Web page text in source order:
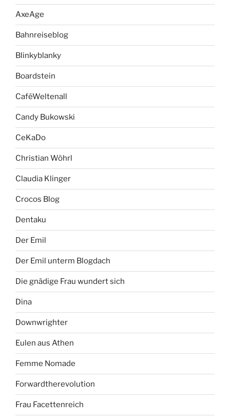
AxeAge
Bahnreiseblog
Blinkyblanky
Boardstein
CaféWeltenall
Candy Bukowski
CeKaDo
Christian Wöhrl
Claudia Klinger
Crocos Blog
Dentaku
Der Emil
Der Emil unterm Blogdach
Die gnädige Frau wundert sich
Dina
Downwrighter
Eulen aus Athen
Femme Nomade
Forwardtherevolution
Frau Facettenreich